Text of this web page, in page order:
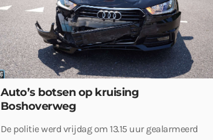
Auto’s botsen op kruising
Boshoverweg
De politie werd vrijdag om 13.15 uur gealarmeerd